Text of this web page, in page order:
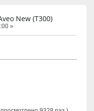
New (T300)
»